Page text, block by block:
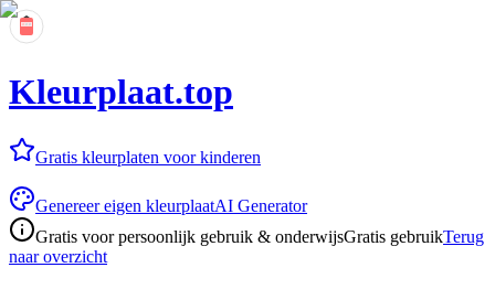
Kleurplaat.top
Gratis kleurplaten voor kinderen
Genereer eigen kleurplaatAI Generator
Gratis voor persoonlijk gebruik & onderwijsGratis gebruikTerug
naar overzicht